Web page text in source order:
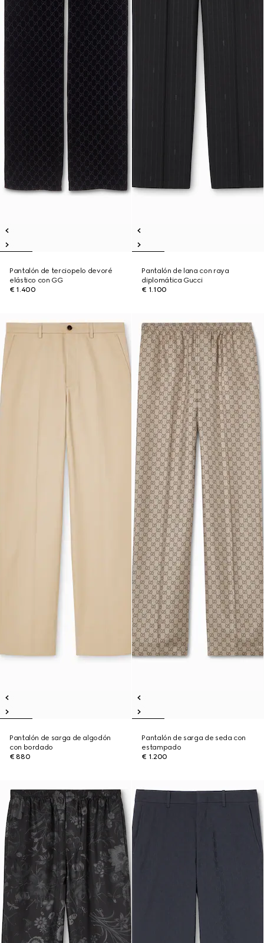
Pantalón de terciopelo devoré
elástico con GG
€ 1.400
Pantalón de lana con raya
diplomática Gucci
€ 1.100
Pantalón de sarga de algodón
con bordado
€ 880
Pantalón de sarga de seda con
estampado
€ 1.200